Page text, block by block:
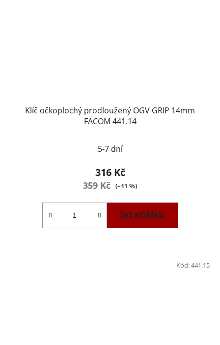
Klíč očkoplochý prodloužený OGV GRIP 14mm
FACOM 441.14
5-7 dní
316 Kč
359 Kč (–11 %)
DO KOŠÍKU
Kód:441.15